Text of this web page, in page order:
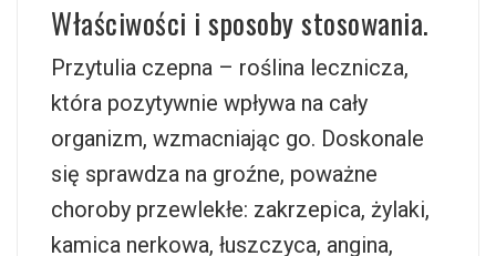
Właściwości i sposoby stosowania.
Przytulia czepna – roślina lecznicza,
która pozytywnie wpływa na cały
organizm, wzmacniając go. Doskonale
się sprawdza na groźne, poważne
choroby przewlekłe: zakrzepica, żylaki,
kamica nerkowa, łuszczyca, angina,